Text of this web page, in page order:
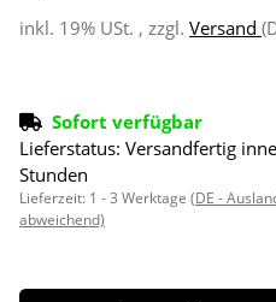
inkl. 19% USt. , zzgl. Versand
Sofort verfügbar
Lieferstatus: Versandfertig
Stunden
Lieferzeit: 1 - 3 Werktage (DE -
abweichend)